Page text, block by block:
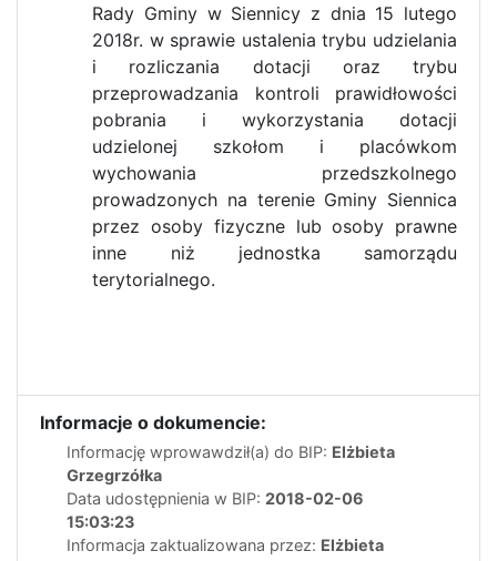
Rady Gminy w Siennicy z dnia 15 lutego
2018r. w sprawie ustalenia trybu udzielania
i rozliczania dotacji oraz trybu
przeprowadzania kontroli prawidłowości
pobrania i wykorzystania dotacji
udzielonej szkołom i placówkom
wychowania przedszkolnego
prowadzonych na terenie Gminy Siennica
przez osoby fizyczne lub osoby prawne
inne niż jednostka samorządu
terytorialnego.
Informacje o dokumencie:
Informację wprowawdził(a) do BIP: Elżbieta
Grzegrzółka
Data udostępnienia w BIP: 2018-02-06
15:03:23
Informacja zaktualizowana przez: Elżbieta